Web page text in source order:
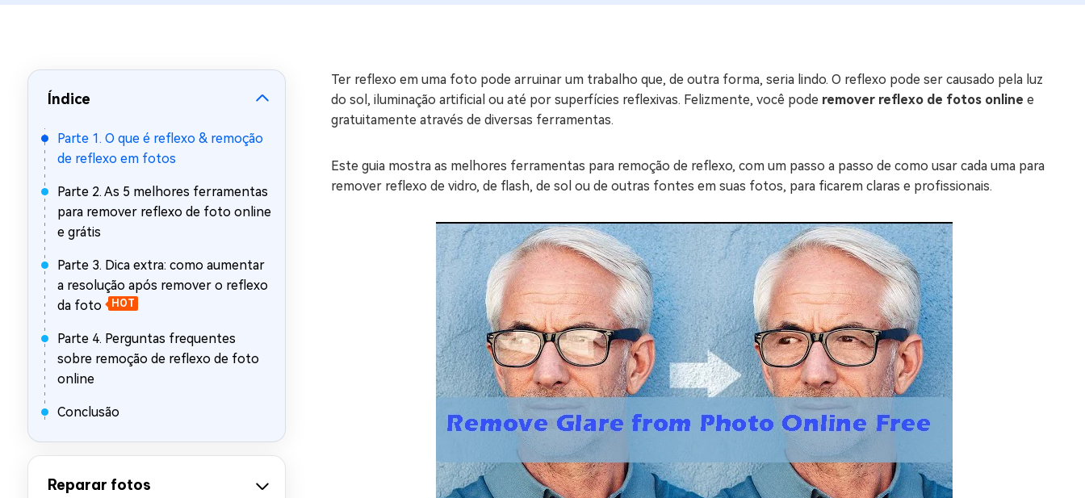
Windows Boot Genius
Corrigir Problemas de Windows em Minutos
Corrigir Erros de Mac Grátis
Índice
Parte 1. O que é reflexo & remoção
de reflexo em fotos
Parte 2. As 5 melhores ferramentas
para remover reflexo de foto online
e grátis
Parte 3. Dica extra: como aumentar
a resolução após remover o reflexo
da foto
HOT
Parte 4. Perguntas frequentes
sobre remoção de reflexo de foto
online
Conclusão
Reparar fotos
Ter reflexo em uma foto pode arruinar um trabalho que, de outra forma, seria lindo. O reflexo pode ser causado pela luz
do sol, iluminação artificial ou até por superfícies reflexivas. Felizmente, você pode remover reflexo de fotos online e
gratuitamente através de diversas ferramentas.
Este guia mostra as melhores ferramentas para remoção de reflexo, com um passo a passo de como usar cada uma para
remover reflexo de vidro, de flash, de sol ou de outras fontes em suas fotos, para ficarem claras e profissionais.